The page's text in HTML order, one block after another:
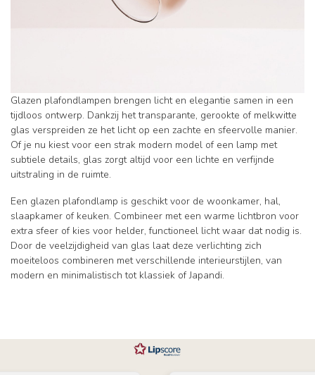
Glazen plafondlampen brengen licht en elegantie samen in een
tijdloos ontwerp. Dankzij het transparante, gerookte of melkwitte
glas verspreiden ze het licht op een zachte en sfeervolle manier.
Of je nu kiest voor een strak modern model of een lamp met
subtiele details, glas zorgt altijd voor een lichte en verfijnde
uitstraling in de ruimte.
Een glazen plafondlamp is geschikt voor de woonkamer, hal,
slaapkamer of keuken. Combineer met een warme lichtbron voor
extra sfeer of kies voor helder, functioneel licht waar dat nodig is.
Door de veelzijdigheid van glas laat deze verlichting zich
moeiteloos combineren met verschillende interieurstijlen, van
modern en minimalistisch tot klassiek of Japandi.